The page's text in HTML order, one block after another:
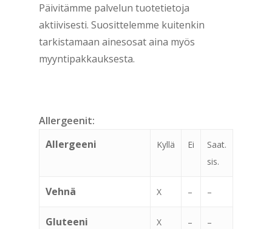
Päivitämme palvelun tuotetietoja
aktiivisesti. Suosittelemme kuitenkin
tarkistamaan ainesosat aina myös
myyntipakkauksesta.
Allergeenit:
Allergeeni
Kyllä Ei
Saat.
sis.
Vehnä X – –
Gluteeni X – –